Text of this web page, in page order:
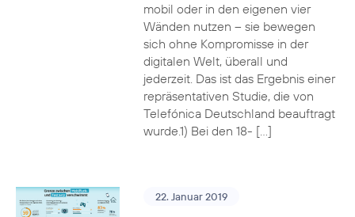
mobil oder in den eigenen vier
Wänden nutzen – sie bewegen
sich ohne Kompromisse in der
digitalen Welt, überall und
jederzeit. Das ist das Ergebnis einer
repräsentativen Studie, die von
Telefónica Deutschland beauftragt
wurde.1) Bei den 18- […]
22. Januar 2019